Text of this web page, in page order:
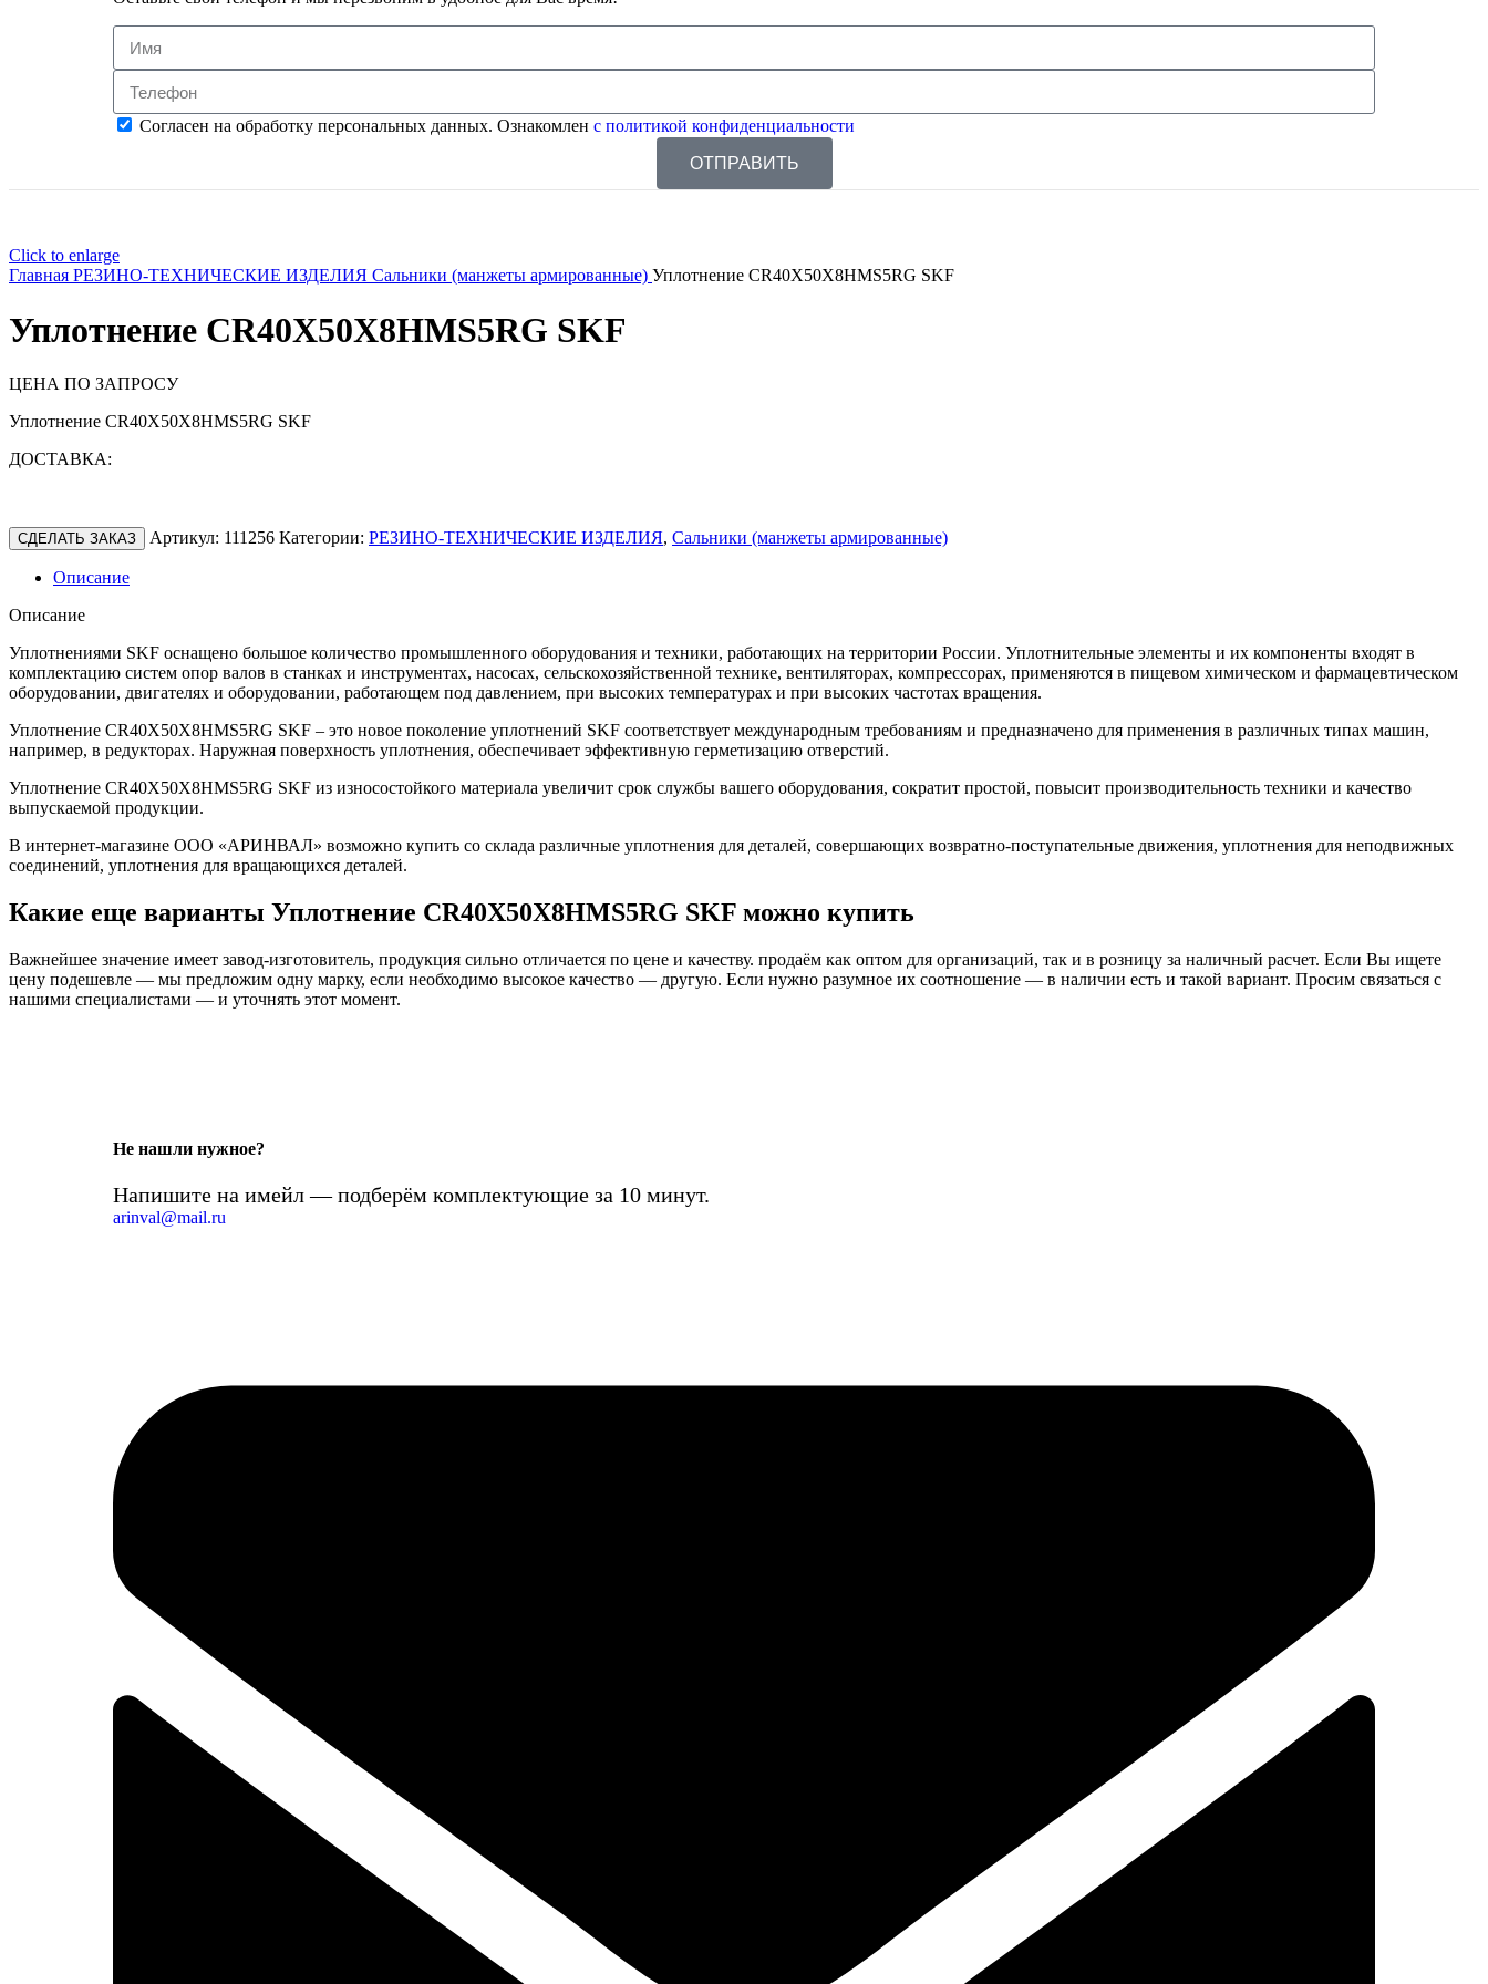
Согласен на обработку персональных данных. Ознакомлен с политикой конфиденциальности
ОТПРАВИТЬ
Click to enlarge
Главная РЕЗИНО-ТЕХНИЧЕСКИЕ ИЗДЕЛИЯ Сальники (манжеты армированные) Уплотнение CR40X50X8HMS5RG SKF
Уплотнение CR40X50X8HMS5RG SKF
ЦЕНА ПО ЗАПРОСУ
Уплотнение CR40X50X8HMS5RG SKF
ДОСТАВКА:
СДЕЛАТЬ ЗАКАЗ Артикул: 111256 Категории: РЕЗИНО-ТЕХНИЧЕСКИЕ ИЗДЕЛИЯ, Сальники (манжеты армированные)
Описание
Описание
Уплотнениями SKF оснащено большое количество промышленного оборудования и техники, работающих на территории России. Уплотнительные элементы и их компоненты входят в
комплектацию систем опор валов в станках и инструментах, насосах, сельскохозяйственной технике, вентиляторах, компрессорах, применяются в пищевом химическом и фармацевтическом
оборудовании, двигателях и оборудовании, работающем под давлением, при высоких температурах и при высоких частотах вращения.
Уплотнение CR40X50X8HMS5RG SKF – это новое поколение уплотнений SKF соответствует международным требованиям и предназначено для применения в различных типах машин,
например, в редукторах. Наружная поверхность уплотнения, обеспечивает эффективную герметизацию отверстий.
Уплотнение CR40X50X8HMS5RG SKF из износостойкого материала увеличит срок службы вашего оборудования, сократит простой, повысит производительность техники и качество
выпускаемой продукции.
В интернет-магазине ООО «АРИНВАЛ» возможно купить со склада различные уплотнения для деталей, совершающих возвратно-поступательные движения, уплотнения для неподвижных
соединений, уплотнения для вращающихся деталей.
Какие еще варианты Уплотнение CR40X50X8HMS5RG SKF можно купить
Важнейшее значение имеет завод-изготовитель, продукция сильно отличается по цене и качеству. продаём как оптом для организаций, так и в розницу за наличный расчет. Если Вы ищете
цену подешевле — мы предложим одну марку, если необходимо высокое качество — другую. Если нужно разумное их соотношение — в наличии есть и такой вариант. Просим связаться с
нашими специалистами — и уточнять этот момент.
Не нашли нужное?
Напишите на имейл — подберём комплектующие за 10 минут.
arinval@mail.ru